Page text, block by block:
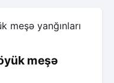
meşə